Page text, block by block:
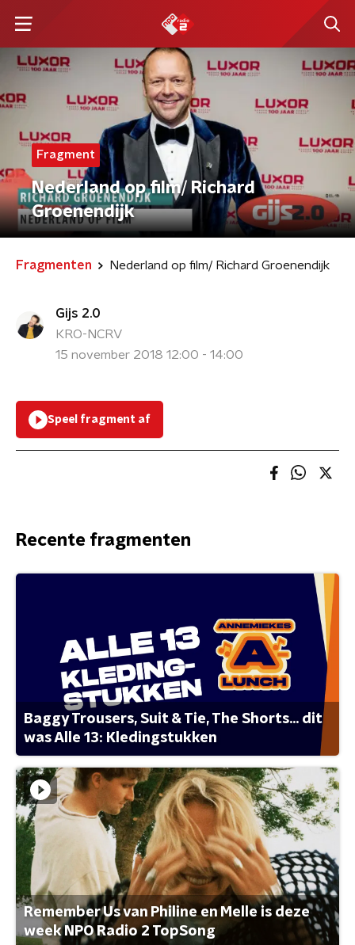
Fragment
Nederland op film/ Richard
Groenendijk
Fragmenten Nederland op film/ Richard Groenendijk
Gijs 2.0
KRO-NCRV
15 november 2018 12:00 - 14:00
Speel fragment af
Recente fragmenten
Baggy Trousers, Suit & Tie, The Shorts... dit
was Alle 13: Kledingstukken
Remember Us van Philine en Melle is deze
week NPO Radio 2 TopSong